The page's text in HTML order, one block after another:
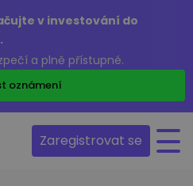
v investování do
a plně přístupné.
oznámení
Zaregistrovat se